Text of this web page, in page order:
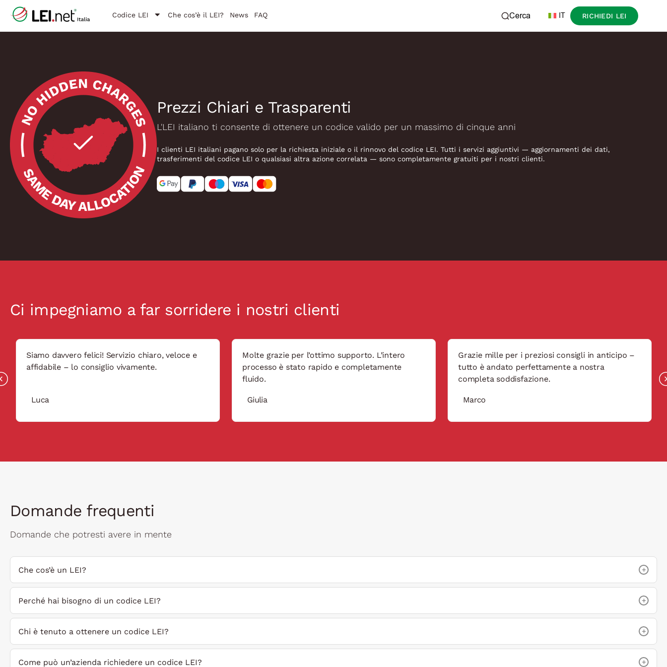
Codice LEI Che cos’è il LEI? News FAQ Cerca IT RICHIEDI LEI
Prezzi Chiari e Trasparenti
L'LEI italiano ti consente di ottenere un codice valido per un massimo di cinque anni
I clienti LEI italiani pagano solo per la richiesta iniziale o il rinnovo del codice LEI. Tutti i servizi aggiuntivi — aggiornamenti dei dati,
trasferimenti del codice LEI o qualsiasi altra azione correlata — sono completamente gratuiti per i nostri clienti.
Ci impegniamo a far sorridere i nostri clienti
Siamo davvero felici! Servizio chiaro, veloce e
affidabile – lo consiglio vivamente.
Luca
Molte grazie per l’ottimo supporto. L’intero
processo è stato rapido e completamente
fluido.
Giulia
Grazie mille per i preziosi consigli in anticipo –
tutto è andato perfettamente a nostra
completa soddisfazione.
Marco
Domande frequenti
Domande che potresti avere in mente
Che cos’è un LEI? +
Perché hai bisogno di un codice LEI? +
Chi è tenuto a ottenere un codice LEI? +
Come può un’azienda richiedere un codice LEI? +